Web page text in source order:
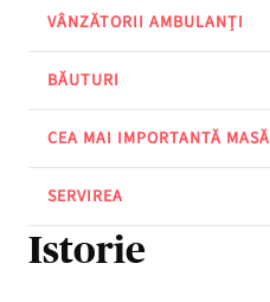
VÂNZĂTORII AMBULANȚI
BĂUTURI
CEA MAI IMPORTANTĂ MASĂ
SERVIREA
Istorie